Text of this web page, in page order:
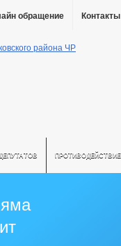
обращение Контакты